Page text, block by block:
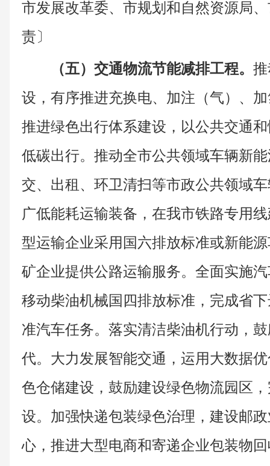
市发展改革委、市规划和自然资源局
责〕
（五）交通物流节能减排工程。
设，有序推进充换电、加注（气）、
推进绿色出行体系建设，以公共交通
低碳出行。推动全市公共领域车辆新
交、出租、环卫清扫等市政公共领域
广低能耗运输装备，在我市铁路专用
型运输企业采用国六排放标准或新能
矿企业提供公路运输服务。全面实施
移动柴油机械国四排放标准，完成省
准汽车任务。落实清洁柴油机行动，
代。大力发展智能交通，运用大数据
色仓储建设，鼓励建设绿色物流园区
设。加强快递包装绿色治理，建设邮
心，推进大型电商和寄递企业包装物